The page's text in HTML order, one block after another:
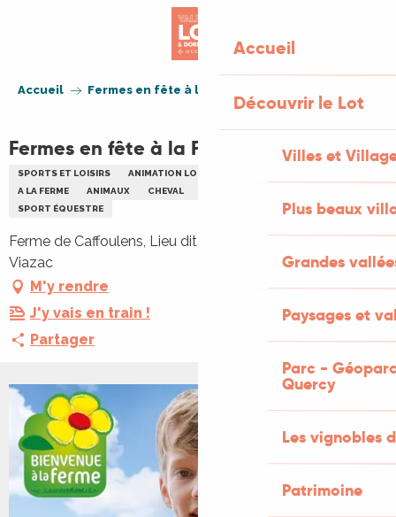
Accueil
Découvrir le Lot
Villes et
Plus beaux
Grandes
Paysages et
Parc -
Quercy
Les vignobles
Patrimoine
Accueil Fermes en fête à la Ferme de Caffoulens
Fermes en fête à la Ferme de Caffoulens
SPORTS ET LOISIRS ANIMATION LOCALE
A LA FERME
ANIMAUX CHEVAL
SPORT ÉQUESTRE
Ferme de Caffoulens, Lieu dit Maison Neuve, 46100
Viazac
M'y rendre
J'y vais en train !
Partager